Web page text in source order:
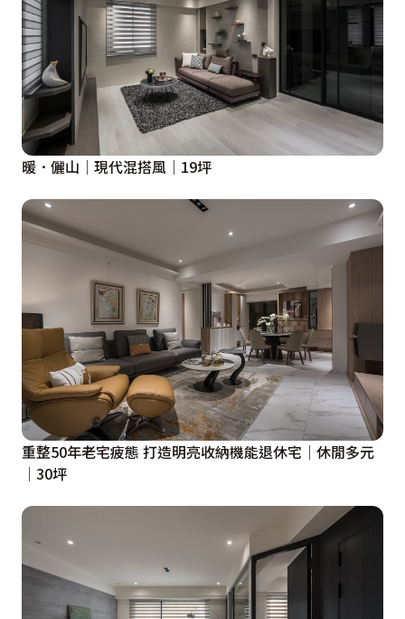
暖．儷山│現代混搭風│19坪
重整50年老宅疲態 打造明亮收納機能退休宅│休閒多元
│30坪